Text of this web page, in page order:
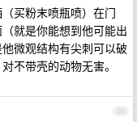
买粉末喷瓶喷）在门
就是你能想到他可能出
微观结构有尖刺可以破
不带壳的动物无害。
50